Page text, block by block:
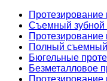
Протезирование
Съемный зубной
Протезирование
Полный съемный
Бюгельные
Безметалловое
Протезирование